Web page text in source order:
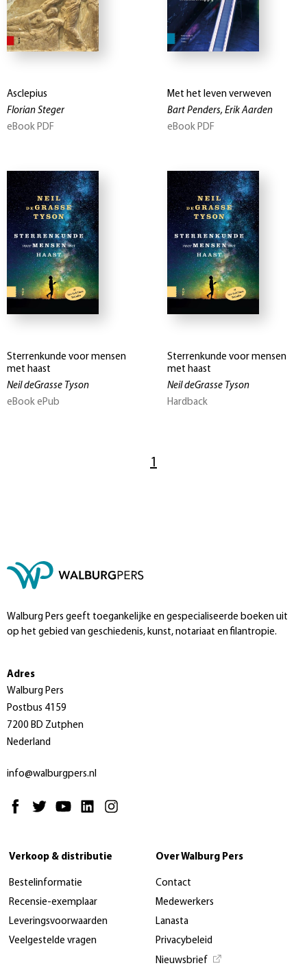
Asclepius
Florian Steger
eBook PDF
Met het leven verweven
Bart Penders, Erik Aarden
eBook PDF
Sterrenkunde voor mensen
met haast
Neil deGrasse Tyson
eBook ePub
Sterrenkunde voor mensen
met haast
Neil deGrasse Tyson
Hardback
1
Walburg Pers geeft toegankelijke en gespecialiseerde boeken uit
op het gebied van geschiedenis, kunst, notariaat en filantropie.
Adres
Walburg Pers
Postbus 4159
7200 BD Zutphen
Nederland
info@walburgpers.nl
Verkoop & distributie
Bestelinformatie
Recensie-exemplaar
Leveringsvoorwaarden
Veelgestelde vragen
Over Walburg Pers
Contact
Medewerkers
Lanasta
Privacybeleid
Nieuwsbrief